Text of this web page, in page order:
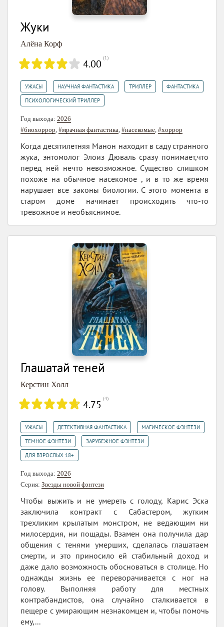
Жуки
Алёна Корф
4.00 (1)
УЖАСЫ НАУЧНАЯ ФАНТАСТИКА ТРИЛЛЕР ФАНТАСТИКА
ПСИХОЛОГИЧЕСКИЙ ТРИЛЛЕР
Год выхода: 2026
#биохоррор, #мрачная фантастика, #насекомые, #хоррор
Когда десятилетняя Манон находит в саду странного
жука, энтомолог Элоиз Дюваль сразу понимает,что
перед ней нечто невозможное. Существо слишком
похоже на обычное насекомое , и в то же время
нарушает все законы биологии. С этого момента в
старом доме начинает происходить что-то
тревожное и необъяснимое.
Глашатай теней
Керстин Холл
4.75 (4)
УЖАСЫ ДЕТЕКТИВНАЯ ФАНТАСТИКА МАГИЧЕСКОЕ ФЭНТЕЗИ
ТЕМНОЕ ФЭНТЕЗИ ЗАРУБЕЖНОЕ ФЭНТЕЗИ
ДЛЯ ВЗРОСЛЫХ 18+
Год выхода: 2026
Серия: Звезды новой фэнтези
Чтобы выжить и не умереть с голоду, Карис Эска
заключила контракт с Сабастером, жутким
трехликим крылатым монстром, не ведающим ни
милосердия, ни пощады. Взамен она получила дар
общения с тенями умерших, сделалась глашатаем
смерти, и это приносило ей стабильный доход и
даже дало возможность обосноваться в столице. Но
однажды жизнь ее переворачивается с ног на
голову. Выполняя работу для местных
контрабандистов, она случайно сталкивается в
пещере с умирающим незнакомцем и, чтобы помочь
ему,...